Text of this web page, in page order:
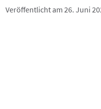
Veröffentlicht am 26. Juni